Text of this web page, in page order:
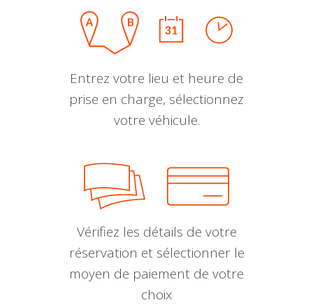
Entrez votre lieu et heure de
prise en charge, sélectionnez
votre véhicule.
Vérifiez les détails de votre
réservation et sélectionner le
moyen de paiement de votre
choix